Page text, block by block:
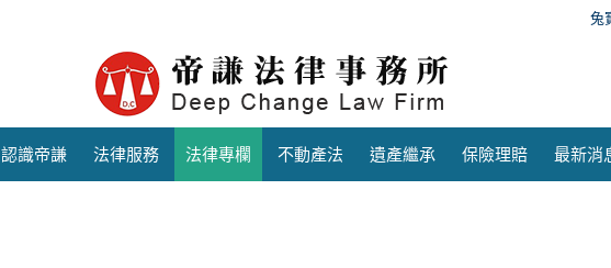
兔
認識帝謙 法律服務 法律專欄 不動產法 遺產繼承 保險理賠 最新消